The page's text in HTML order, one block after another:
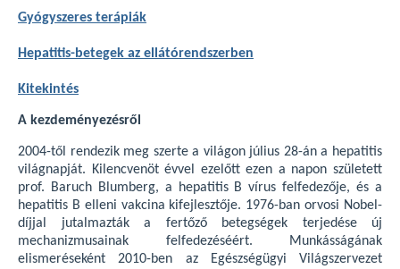
Gyógyszeres terápiák
Hepatitis-betegek az ellátórendszerben
Kitekintés
A kezdeményezésről
2004-től rendezik meg szerte a világon július 28-án a hepatitis
világnapját. Kilencvenöt évvel ezelőtt ezen a napon született
prof. Baruch Blumberg, a hepatitis B vírus felfedezője, és a
hepatitis B elleni vakcina kifejlesztője. 1976-ban orvosi Nobel-
díjjal jutalmazták a fertőző betegségek terjedése új
mechanizmusainak felfedezéséért. Munkásságának
elismeréseként 2010-ben az Egészségügyi Világszervezet